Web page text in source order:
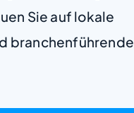
Sie auf lokale
branchenführende